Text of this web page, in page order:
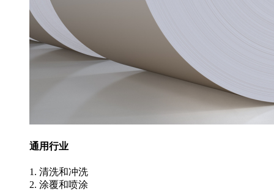
通用行业
1. 清洗和冲洗
2. 涂覆和喷涂